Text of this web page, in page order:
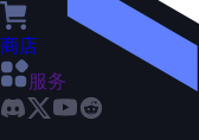
商店
服务